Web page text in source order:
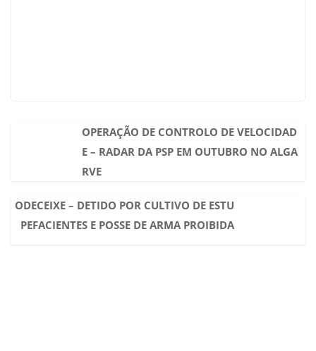
OPERAÇÃO DE CONTROLO DE VELOCIDAD
E – RADAR DA PSP EM OUTUBRO NO ALGA
RVE
ODECEIXE – DETIDO POR CULTIVO DE ESTU
PEFACIENTES E POSSE DE ARMA PROIBIDA